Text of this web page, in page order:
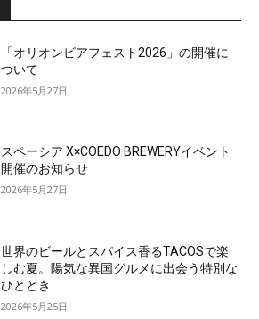
「オリオンビアフェスト2026」の開催に
ついて
2026年5月27日
スペーシア X×COEDO BREWERYイベント
開催のお知らせ
2026年5月27日
世界のビールとスパイス香るTACOSで楽
しむ夏。陽気な異国グルメに出会う特別な
ひととき
2026年5月25日